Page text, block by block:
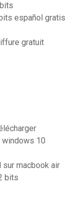
español gratis
gratuit
10
macbook air
bits